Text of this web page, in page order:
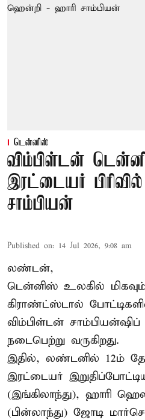
டென்னிஸ்
விம்பிள்டன்
இரட்டையர்
சாம்பியன்
Published on: 14 Jul 2026, 9:08 am
லண்டன்,
டென்னிஸ் உலகில்
கிராண்ட்ஸ்டால்
விம்பிள்டன்
நடைபெற்று வருகிறது.
இதில், லண்டனில் 12ம்
இரட்டையர்
(இங்கிலாந்து), ஹாரி
(பின்லாந்து) ஜோடி